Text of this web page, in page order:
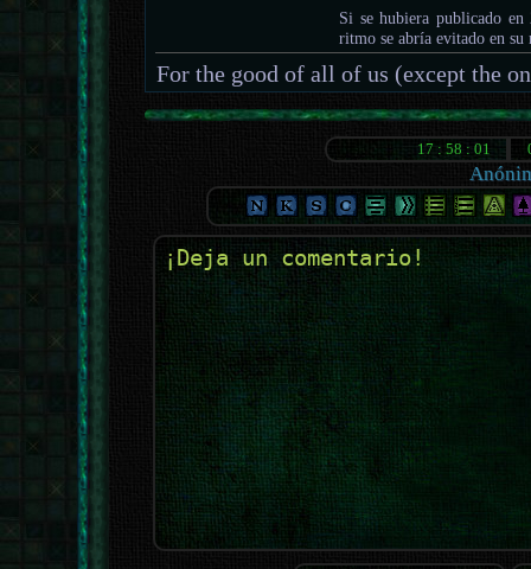
Si se hubiera publicado
ritmo se abría evitado en
For the good of all of us (except the